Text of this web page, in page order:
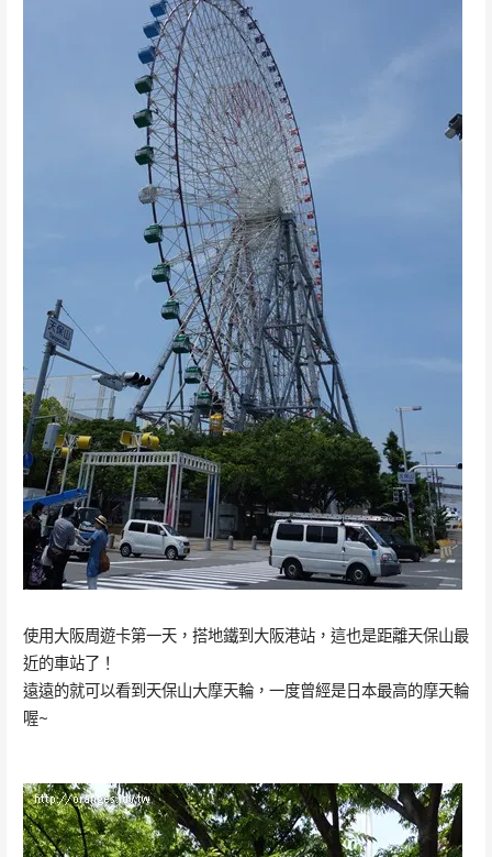
使用大阪周遊卡第一天，搭地鐵到大阪港站，這也是距離天保山最
近的車站了！
遠遠的就可以看到天保山大摩天輪，一度曾經是日本最高的摩天輪
喔~